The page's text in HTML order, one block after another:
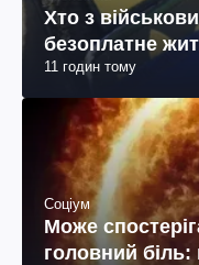
Хто з
безоплатне
11 годин тому
Соціум
Може
головний біль: